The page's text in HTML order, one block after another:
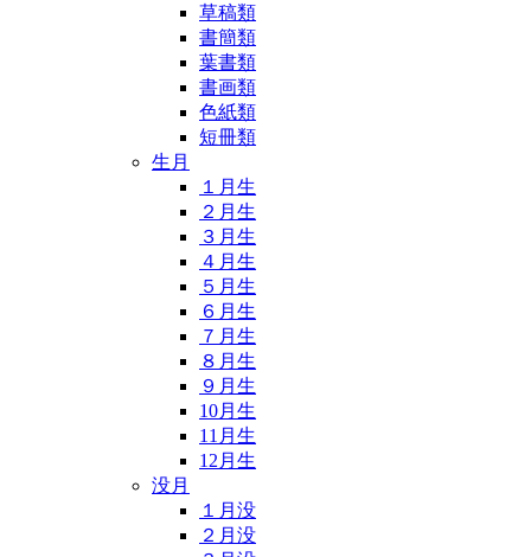
草稿類
書簡類
葉書類
書画類
色紙類
短冊類
生月
１月生
２月生
３月生
４月生
５月生
６月生
７月生
８月生
９月生
10月生
11月生
12月生
没月
１月没
２月没